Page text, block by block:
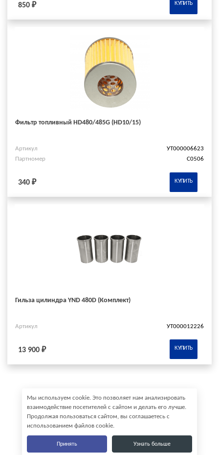
850 ₽ КУПИТЬ
Фильтр топливный HD480/485G (HD10/15)
Артикул
УТ000006623
Партномер
C0506
340 ₽ КУПИТЬ
Гильза цилиндра YND 480D (Комплект)
Артикул УТ000012226
13 900 ₽ КУПИТЬ
Мы используем cookie. Это позволяет нам анализировать
взаимодействие посетителей с сайтом и делать его лучше.
Продолжая пользоваться сайтом, вы соглашаетесь с
использованием файлов cookie.
Принять Узнать больше